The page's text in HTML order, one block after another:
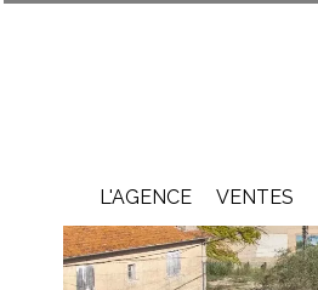
L'AGENCE VENTES